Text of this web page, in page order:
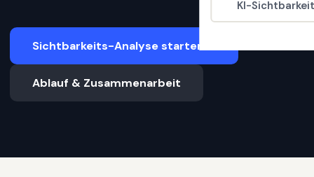
KI-
Sichtbarkeits-Analyse starten
Ablauf & Zusammenarbeit